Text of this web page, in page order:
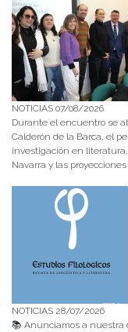
NOTICIAS 07/08/2026
Durante el encuentro se
Calderón de la Barca, el
investigación en
Navarra y las
NOTICIAS 28/07/2026
📚 Anunciamos a nuestra